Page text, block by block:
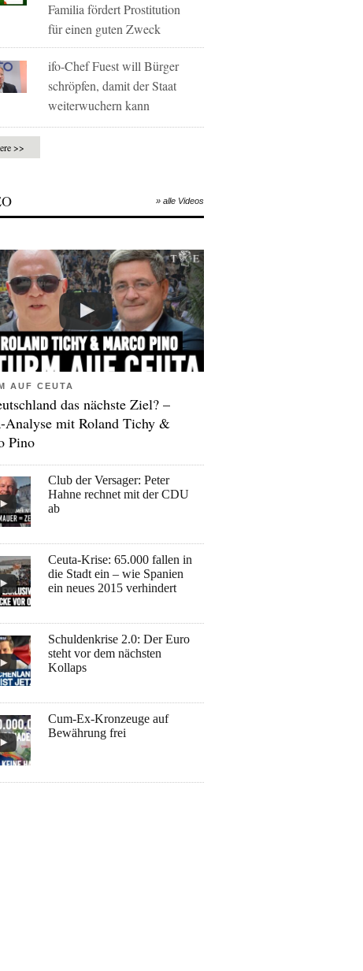
Familia fördert Prostitution
für einen guten Zweck
ifo-Chef Fuest will Bürger
schröpfen, damit der Staat
weiterwuchern kann
>>
» alle Videos
AUF CEUTA
das nächste Ziel? –
Analyse mit Roland Tichy &
Pino
Club der Versager: Peter
Hahne rechnet mit der CDU
ab
Ceuta-Krise: 65.000 fallen in
die Stadt ein – wie Spanien
ein neues 2015 verhindert
Schuldenkrise 2.0: Der Euro
steht vor dem nächsten
Kollaps
Cum-Ex-Kronzeuge auf
Bewährung frei